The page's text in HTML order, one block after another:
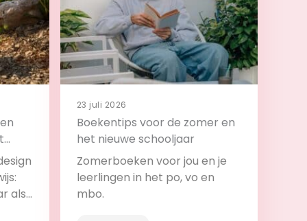
als
23 juli 2026
Boekentips voor de zomer en
het nieuwe schooljaar
Zomerboeken voor jou en je
leerlingen in het po, vo en
mbo.